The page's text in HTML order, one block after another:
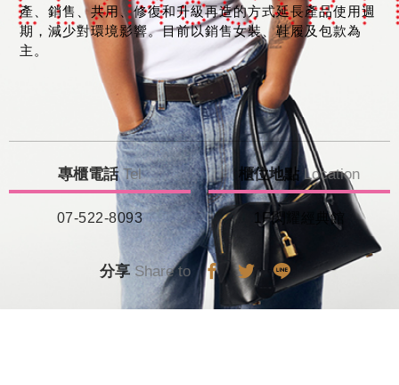
產、銷售、共用、修復和升級再造的方式延長產品使用週
期，減少對環境影響。目前以銷售女裝、鞋履及包款為
主。
專櫃電話 Tel
07-522-8093
櫃位地點 Location
1F閃耀經典館
分享 Share to